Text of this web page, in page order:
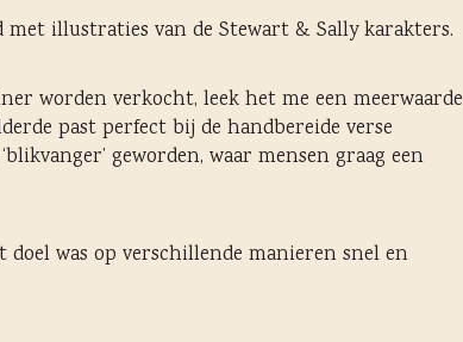
illustraties van de Stewart & Sally karakters.
worden verkocht, leek het me een meerwaarde
past perfect bij de handbereide verse
geworden, waar mensen graag een
was op verschillende manieren snel en